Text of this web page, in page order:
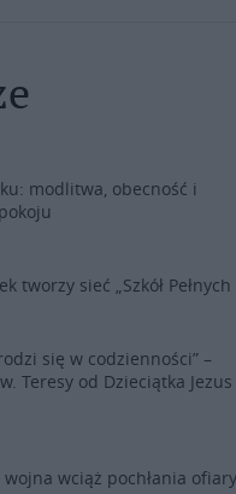
modlitwa, obecność i
tworzy sieć „Szkół Pełnych
się w codzienności” –
Teresy od Dzieciątka
wciąż pochłania ofiary